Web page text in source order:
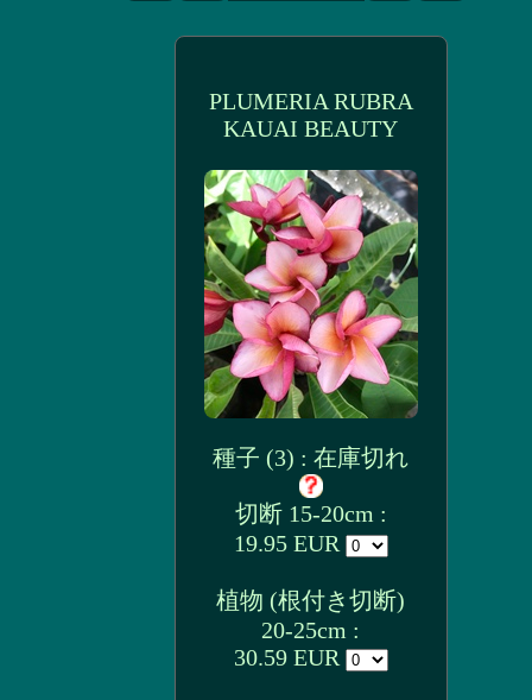
PLUMERIA RUBRA
KAUAI BEAUTY
種子 (3) : 在庫切れ
切断 15-20cm :
19.95 EUR
植物 (根付き切断)
20-25cm :
30.59 EUR